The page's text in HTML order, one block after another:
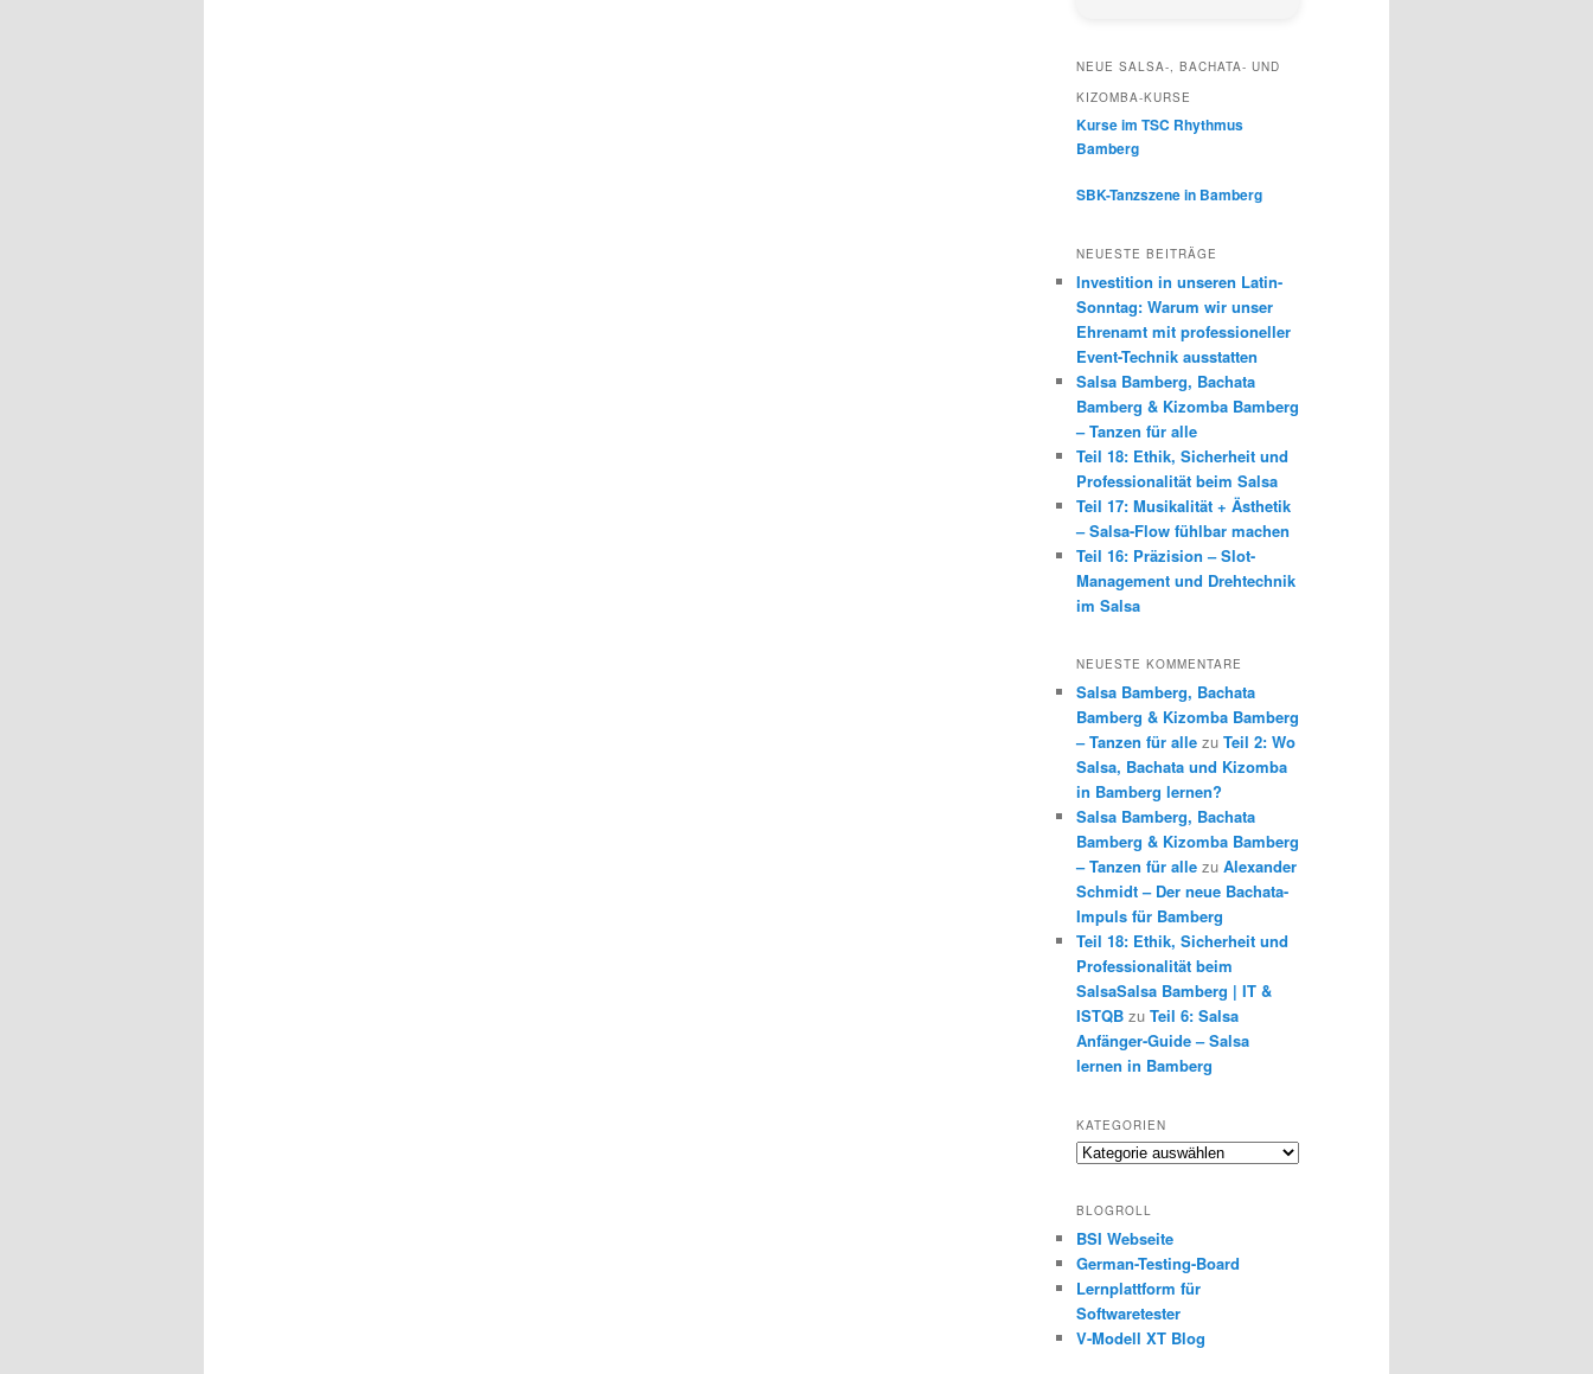
NEUE SALSA-, BACHATA- UND
KIZOMBA-KURSE
Kurse im TSC Rhythmus
Bamberg
SBK-Tanzszene in Bamberg
NEUESTE BEITRÄGE
Investition in unseren Latin-
Sonntag: Warum wir unser
Ehrenamt mit professioneller
Event-Technik ausstatten
Salsa Bamberg, Bachata
Bamberg & Kizomba Bamberg
– Tanzen für alle
Teil 18: Ethik, Sicherheit und
Professionalität beim Salsa
Teil 17: Musikalität + Ästhetik
– Salsa-Flow fühlbar machen
Teil 16: Präzision – Slot-
Management und Drehtechnik
im Salsa
NEUESTE KOMMENTARE
Salsa Bamberg, Bachata
Bamberg & Kizomba Bamberg
– Tanzen für alle zu Teil 2: Wo
Salsa, Bachata und Kizomba
in Bamberg lernen?
Salsa Bamberg, Bachata
Bamberg & Kizomba Bamberg
– Tanzen für alle zu Alexander
Schmidt – Der neue Bachata-
Impuls für Bamberg
Teil 18: Ethik, Sicherheit und
Professionalität beim
SalsaSalsa Bamberg | IT &
ISTQB zu Teil 6: Salsa
Anfänger-Guide – Salsa
lernen in Bamberg
KATEGORIEN
Kategorien
BLOGROLL
BSI Webseite
German-Testing-Board
Lernplattform für
Softwaretester
V-Modell XT Blog